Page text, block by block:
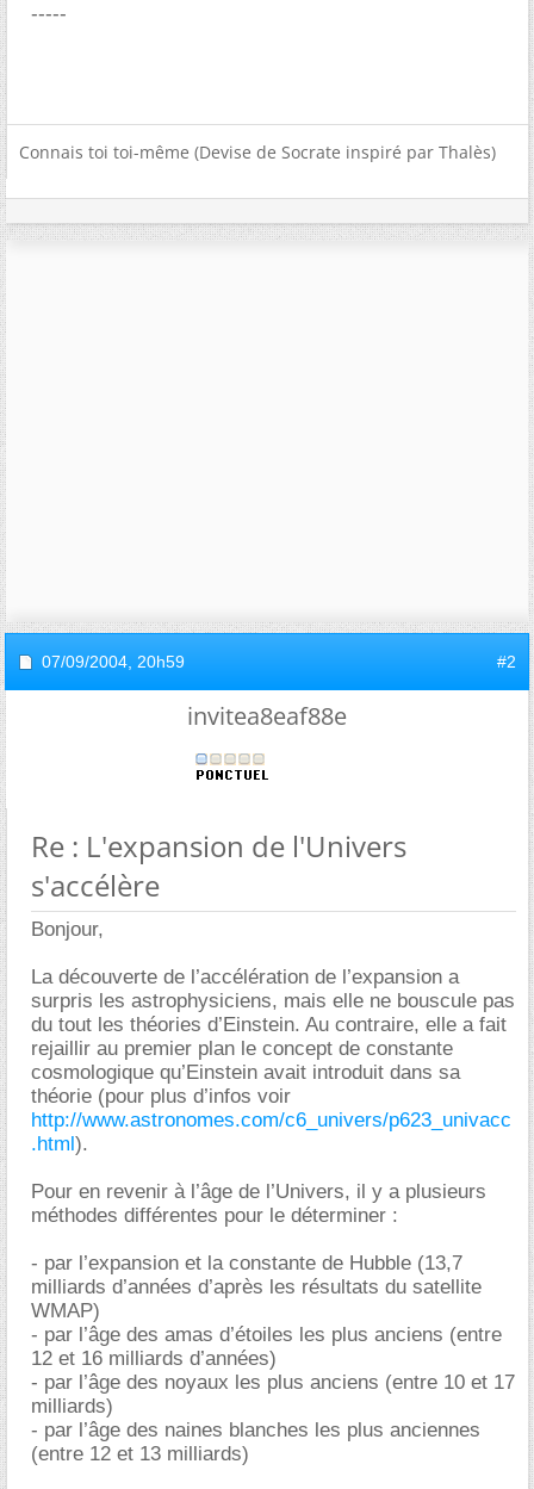
-----
Connais toi toi-même (Devise de Socrate inspiré par Thalès)
07/09/2004, 20h59 #2
invitea8eaf88e
Re : L'expansion de l'Univers
s'accélère
Bonjour,
La découverte de l’accélération de l’expansion a
surpris les astrophysiciens, mais elle ne bouscule pas
du tout les théories d’Einstein. Au contraire, elle a fait
rejaillir au premier plan le concept de constante
cosmologique qu’Einstein avait introduit dans sa
théorie (pour plus d’infos voir
http://www.astronomes.com/c6_univers/p623_univacc
.html).
Pour en revenir à l’âge de l’Univers, il y a plusieurs
méthodes différentes pour le déterminer :
- par l’expansion et la constante de Hubble (13,7
milliards d’années d’après les résultats du satellite
WMAP)
- par l’âge des amas d’étoiles les plus anciens (entre
12 et 16 milliards d’années)
- par l’âge des noyaux les plus anciens (entre 10 et 17
milliards)
- par l’âge des naines blanches les plus anciennes
(entre 12 et 13 milliards)